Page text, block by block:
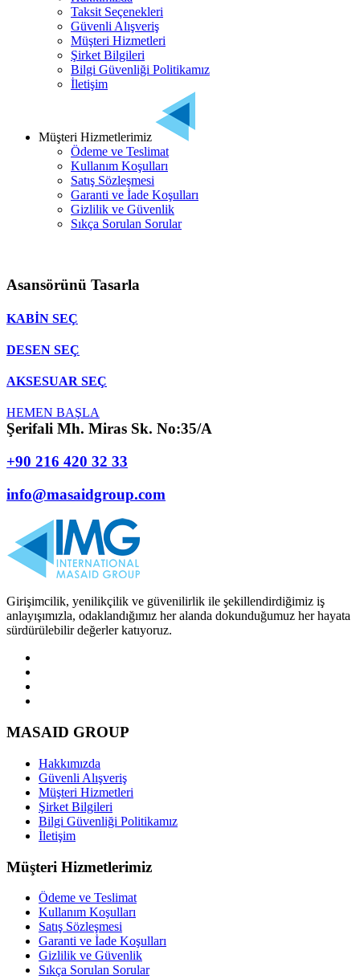
Taksit Seçenekleri
Güvenli Alışveriş
Müşteri Hizmetleri
Şirket Bilgileri
Bilgi Güvenliği Politikamız
İletişim
Müşteri Hizmetlerimiz
Ödeme ve Teslimat
Kullanım Koşulları
Satış Sözleşmesi
Garanti ve İade Koşulları
Gizlilik ve Güvenlik
Sıkça Sorulan Sorular
Asansörünü Tasarla
KABİN SEÇ
DESEN SEÇ
AKSESUAR SEÇ
HEMEN BAŞLA
Şerifali Mh. Miras Sk. No:35/A
+90 216 420 32 33
info@masaidgroup.com
Girişimcilik, yenilikçilik ve güvenilirlik ile şekillendirdiğimiz iş
anlayışımızla, odaklandığımız her alanda dokunduğumuz her hayata
sürdürülebilir değerler katıyoruz.
MASAID GROUP
Hakkımızda
Güvenli Alışveriş
Müşteri Hizmetleri
Şirket Bilgileri
Bilgi Güvenliği Politikamız
İletişim
Müşteri Hizmetlerimiz
Ödeme ve Teslimat
Kullanım Koşulları
Satış Sözleşmesi
Garanti ve İade Koşulları
Gizlilik ve Güvenlik
Sıkça Sorulan Sorular